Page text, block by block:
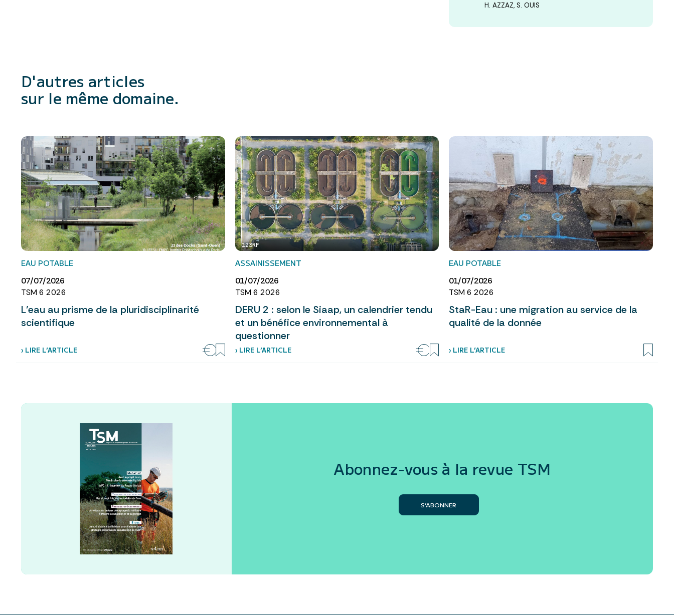
H. AZZAZ, S. OUIS
D'autres articles
sur le même domaine.
EAU POTABLE
07/07/2026
TSM 6 2026
L’eau au prisme de la pluridisciplinarité
scientifique
› LIRE L’ARTICLE
123RF
ASSAINISSEMENT
01/07/2026
TSM 6 2026
DERU 2 : selon le Siaap, un calendrier tendu
et un bénéfice environnemental à
questionner
› LIRE L’ARTICLE
EAU POTABLE
01/07/2026
TSM 6 2026
StaR-Eau : une migration au service de la
qualité de la donnée
› LIRE L’ARTICLE
Abonnez-vous à la revue TSM
S’ABONNER